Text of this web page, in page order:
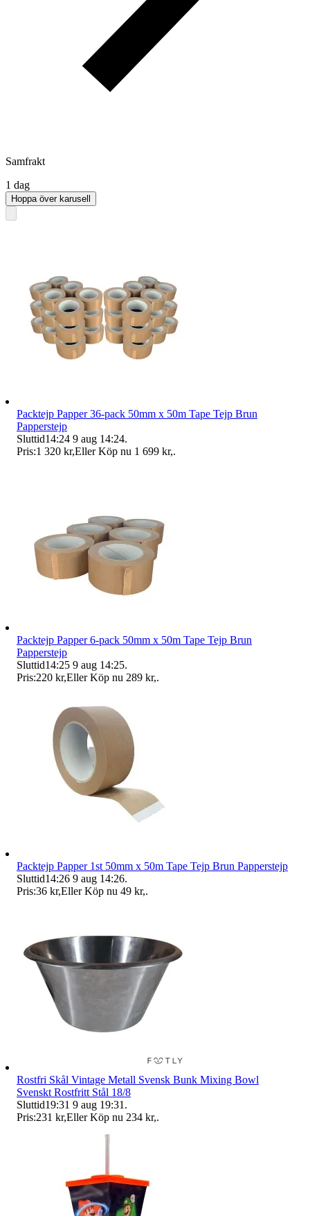
Samfrakt
1 dag
Hoppa över karusell
Packtejp Papper 36-pack 50mm x 50m Tape Tejp Brun
Papperstejp
Sluttid14:24 9 aug 14:24.
Pris:1 320 kr,Eller Köp nu 1 699 kr,.
Packtejp Papper 6-pack 50mm x 50m Tape Tejp Brun
Papperstejp
Sluttid14:25 9 aug 14:25.
Pris:220 kr,Eller Köp nu 289 kr,.
Packtejp Papper 1st 50mm x 50m Tape Tejp Brun Papperstejp
Sluttid14:26 9 aug 14:26.
Pris:36 kr,Eller Köp nu 49 kr,.
Rostfri Skål Vintage Metall Svensk Bunk Mixing Bowl
Svenskt Rostfritt Stål 18/8
Sluttid19:31 9 aug 19:31 .
Pris:231 kr,Eller Köp nu 234 kr,.